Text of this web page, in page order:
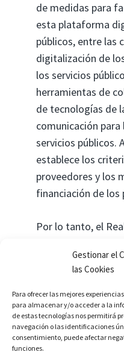
Gestionar el
las Cookies
Para ofrecer las mejores
para almacenar y/o acceder a la
de estas tecnologías nos permitirá
navegación o las identificaciones
consentimiento, puede afectar
funciones.
de medidas para
esta plataforma
públicos, entre las
digitalización de
los servicios
herramientas de
de tecnologías de
comunicación
servicios públicos.
establece los
proveedores y los
financiación de los
Por lo tanto, el
digitalización de
España, con el
calidad de los
transformación
ciudadanos tener
usuario y una